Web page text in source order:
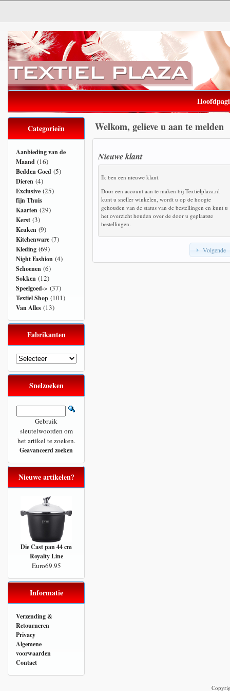
Welkom, gelieve u aan te melden
Nieuwe klant
Ik ben een nieuwe klant.
Door een account aan te maken bij Textielplaza.nl
kunt u sneller winkelen, wordt u op de hoogte
gehouden van de status van de bestellingen en kunt u
het overzicht houden over de door u geplaatste
bestellingen.
Volgende
Categorieën
Aanbieding van de
Maand (16)
Bedden Goed (5)
Dieren (4)
Exclusive (25)
fijn Thuis
Kaarten (29)
Kerst (3)
Keuken (9)
Kitchenware (7)
Kleding (69)
Night Fashion (4)
Schoenen (6)
Sokken (12)
Speelgoed-> (37)
Textiel Shop (101)
Van Alles (13)
Fabrikanten
Snelzoeken
Gebruik
sleutelwoorden om
het artikel te zoeken.
Geavanceerd zoeken
Nieuwe artikelen?
Die Cast pan 44 cm
Royalty Line
Euro69.95
Informatie
Verzending &
Retourneren
Privacy
Algemene
voorwaarden
Contact